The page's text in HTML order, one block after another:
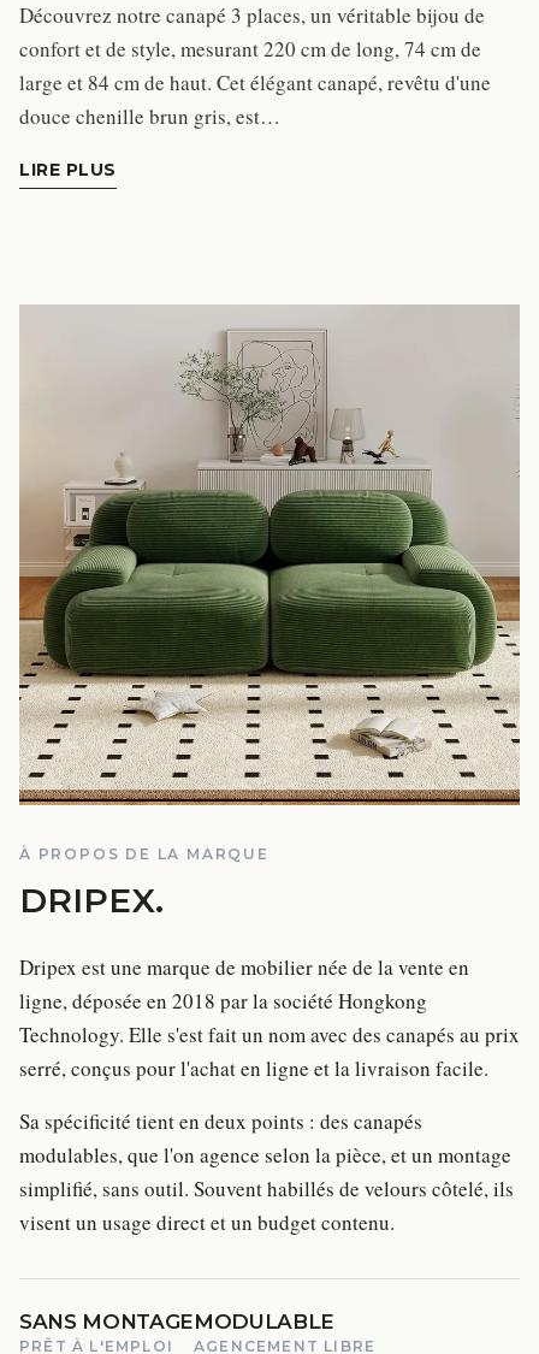
Découvrez notre canapé 3 places, un véritable bijou de
confort et de style, mesurant 220 cm de long, 74 cm de
large et 84 cm de haut. Cet élégant canapé, revêtu d'une
douce chenille brun gris, est…
LIRE PLUS
À PROPOS DE LA MARQUE
DRIPEX.
Dripex est une marque de mobilier née de la vente en
ligne, déposée en 2018 par la société Hongkong
Technology. Elle s'est fait un nom avec des canapés au prix
serré, conçus pour l'achat en ligne et la livraison facile.
Sa spécificité tient en deux points : des canapés
modulables, que l'on agence selon la pièce, et un montage
simplifié, sans outil. Souvent habillés de velours côtelé, ils
visent un usage direct et un budget contenu.
SANS MONTAGE
PRÊT À L'EMPLOI
MODULABLE
AGENCEMENT LIBRE